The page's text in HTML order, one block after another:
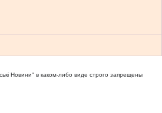
Новини" в каком-либо виде строго запрещены